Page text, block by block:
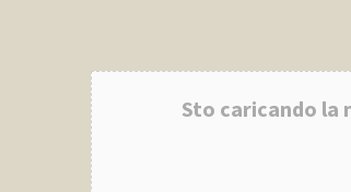
Sto caricando la